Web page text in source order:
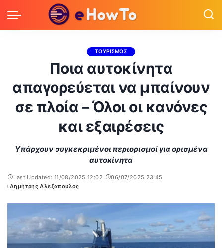
ΤΟΥΡΙΣΜΟΣ
Ποια αυτοκίνητα
απαγορεύεται να μπαίνουν
σε πλοία – Όλοι οι κανόνες
και εξαιρέσεις
Υπάρχουν συγκεκριμένοι περιορισμοί για ορισμένα
αυτοκίνητα
Last Updated: 11/08/2025 12:02
06/07/2025 23:45
Posted
Δημήτρης Αλεξόπουλος